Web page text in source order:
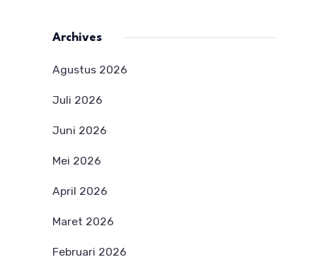
Archives
Agustus 2026
Juli 2026
Juni 2026
Mei 2026
April 2026
Maret 2026
Februari 2026